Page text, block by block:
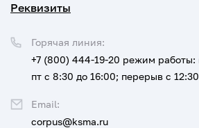
Реквизиты
Горячая линия:
+7 (800) 444-19-20 режим работы:
пт с 8:30 до 16:00; перерыв с
Email:
corpus@ksma.ru